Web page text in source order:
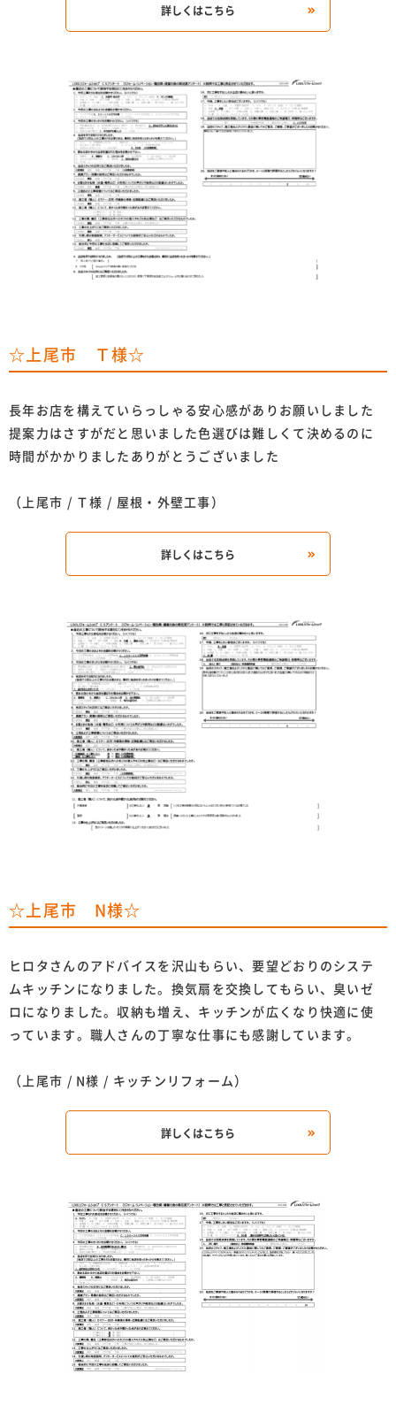
詳しくはこちら
☆上尾市 Ｔ様☆
長年お店を構えていらっしゃる安心感がありお願いしました
提案力はさすがだと思いました色選びは難しくて決めるのに
時間がかかりましたありがとうございました
（上尾市 / Ｔ様 / 屋根・外壁工事）
詳しくはこちら
☆上尾市 N様☆
ヒロタさんのアドバイスを沢山もらい、要望どおりのシステ
ムキッチンになりました。換気扇を交換してもらい、臭いゼ
ロになりました。収納も増え、キッチンが広くなり快適に使
っています。職人さんの丁寧な仕事にも感謝しています。
（上尾市 / N様 / キッチンリフォーム）
詳しくはこちら